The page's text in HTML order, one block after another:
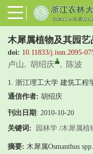
木犀属植物及其园
doi: 10.11833/j.issn.2095-
卢山, 胡绍庆 , 陈波
1. 浙江理工大学 建筑工程
通信作者: 胡绍庆
刊出日期 : 2010-10-20
关键词:
园林学 /木犀属植
摘要: 木犀属Osmanthus